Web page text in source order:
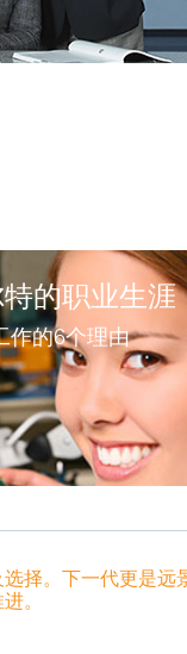
的职业生涯
作的6个理由
择。下一代更是远
。